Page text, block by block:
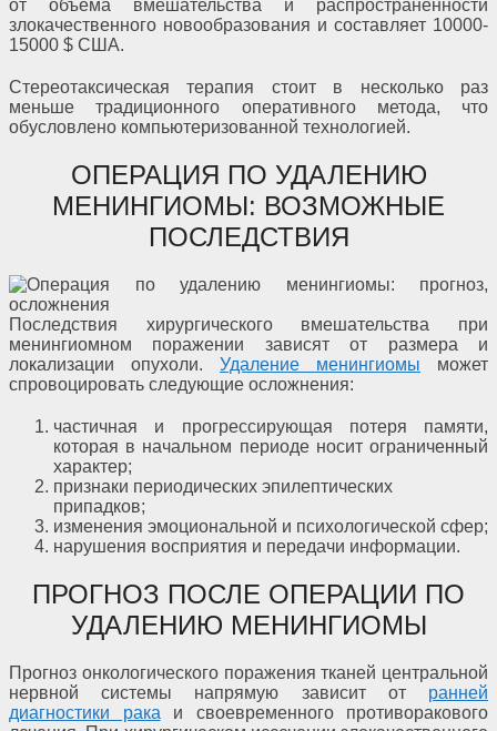
от объема вмешательства и распространенности
злокачественного новообразования и составляет 10000-
15000 $ США.
Стереотаксическая терапия стоит в несколько раз
меньше традиционного оперативного метода, что
обусловлено компьютеризованной технологией.
ОПЕРАЦИЯ ПО УДАЛЕНИЮ
МЕНИНГИОМЫ: ВОЗМОЖНЫЕ
ПОСЛЕДСТВИЯ
Последствия хирургического вмешательства при
менингиомном поражении зависят от размера и
локализации опухоли. Удаление менингиомы может
спровоцировать следующие осложнения:
частичная и прогрессирующая потеря памяти,
которая в начальном периоде носит ограниченный
характер;
признаки периодических эпилептических
припадков;
изменения эмоциональной и психологической сфер;
нарушения восприятия и передачи информации.
ПРОГНОЗ ПОСЛЕ ОПЕРАЦИИ ПО
УДАЛЕНИЮ МЕНИНГИОМЫ
Прогноз онкологического поражения тканей центральной
нервной системы напрямую зависит от ранней
диагностики рака и своевременного противоракового